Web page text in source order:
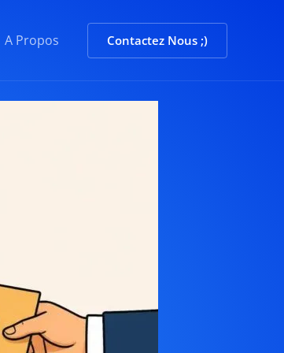
A Propos Contactez Nous ;)